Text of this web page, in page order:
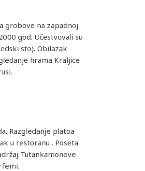
grobove na zapadnoj
god. Učestvovali su
sto). Obilazak
hrama Kraljice
Razgledanje platoa
u restoranu . Poseta
Tutankamonove